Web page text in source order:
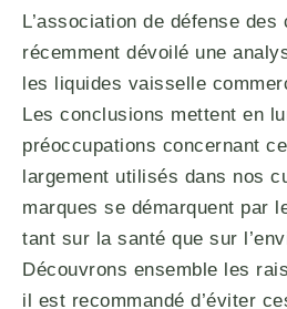
L’association de défense
récemment dévoilé une
les liquides vaisselle
Les conclusions mettent en
préoccupations concernant
largement utilisés dans nos
marques se démarquent par
tant sur la santé que sur
Découvrons ensemble les
il est recommandé d’éviter